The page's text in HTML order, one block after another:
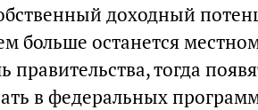
доходный
больше останется
правительства, тогда
в федеральных